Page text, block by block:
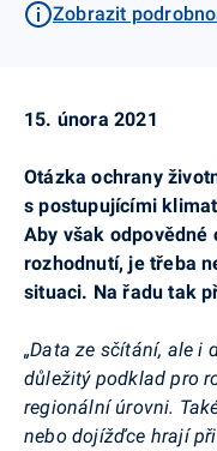
Zobrazit
15. února 2021
Otázka ochrany
s postupujícími
Aby však odpovědné
rozhodnutí, je třeba
situaci. Na řadu tak
„Data ze sčítání, ale i
důležitý podklad pro
regionální úrovni.
nebo dojížďce hrají